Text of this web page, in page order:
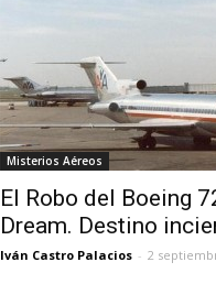
Misterios Aéreos
El Robo del Boeing
Dream. Destino
Iván Castro Palacios - 2